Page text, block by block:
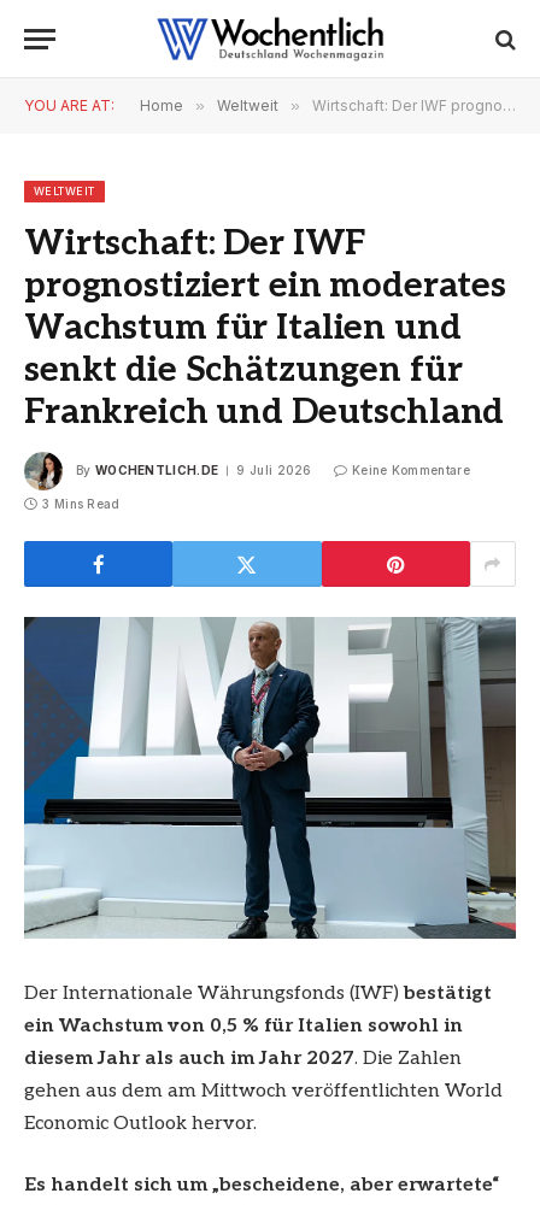
YOU ARE AT: Home » Weltweit » Wirtschaft: Der IWF prognostiziert ein moderates Wachstum für Italien und senkt die Schätzungen für Frankreich und Deutschland
WELTWEIT
Wirtschaft: Der IWF
prognostiziert ein moderates
Wachstum für Italien und
senkt die Schätzungen für
Frankreich und Deutschland
By WOCHENTLICH.DE 9 Juli 2026 Keine Kommentare
3 Mins Read
Der Internationale Währungsfonds (IWF)bestätigt
ein Wachstum von 0,5 % für Italien sowohl in
diesem Jahr als auch im Jahr 2027. Die Zahlen
gehen aus dem am Mittwoch veröffentlichten World
Economic Outlook hervor.
Es handelt sich um „bescheidene, aber erwartete“